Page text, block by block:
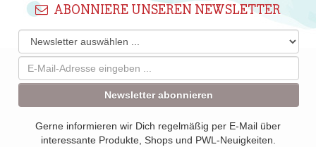
ABONNIERE UNSEREN NEWSLETTER
Newsletter abonnieren
Gerne informieren wir Dich regelmäßig per E-Mail über
interessante Produkte, Shops und PWL-Neuigkeiten.